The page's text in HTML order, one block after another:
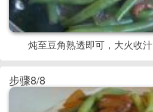
炖至豆角熟透即可，大火收汁
步骤8/8